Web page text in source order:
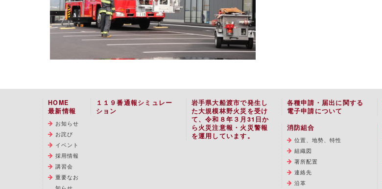
HOME
最新情報
お知らせ
お詫び
イベント
採用情報
講習会
重要なお
１１９番通報シミュレー
ション
岩手県大船渡市で発生し
た大規模林野火災を受け
て、令和８年３月31日か
ら火災注意報・火災警報
を運用しています。
各種申請・届出に関する
電子申請について
消防組合
位置、地勢、特性
組織図
署所配置
連絡先
沿革